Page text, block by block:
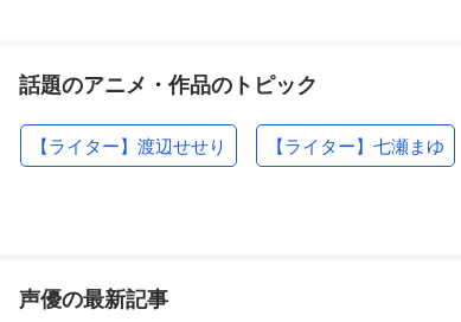
話題のアニメ・作品のトピック
【ライター】渡辺せせり 【ライター】七瀬まゆ
声優の最新記事